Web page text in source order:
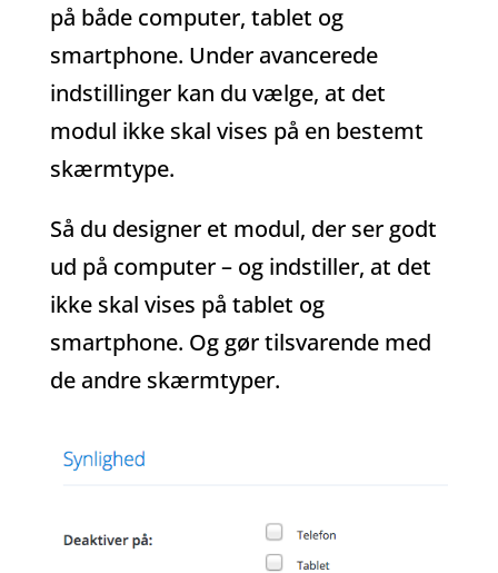
på både computer, tablet og
smartphone. Under avancerede
indstillinger kan du vælge, at det
modul ikke skal vises på en bestemt
skærmtype.
Så du designer et modul, der ser godt
ud på computer – og indstiller, at det
ikke skal vises på tablet og
smartphone. Og gør tilsvarende med
de andre skærmtyper.